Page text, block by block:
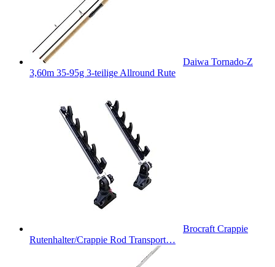
Daiwa Tornado-Z
3,60m 35-95g 3-teilige Allround Rute
Brocraft Crappie
Rutenhalter/Crappie Rod Transport…